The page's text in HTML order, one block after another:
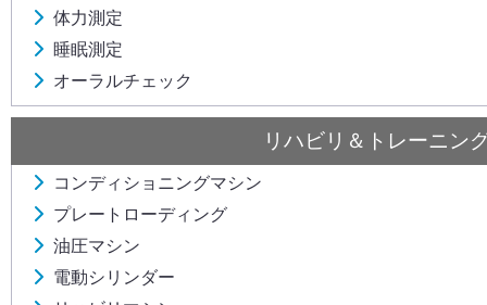
体力測定
睡眠測定
オーラルチェック
リハビリ＆トレーニン
コンディショニングマシン
プレートローディング
油圧マシン
電動シリンダー